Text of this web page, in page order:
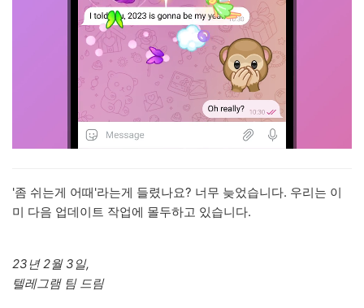
'좀 쉬는게 어때'라는게 들렸나요? 너무 늦었습니다. 우리는 이
미 다음 업데이트 작업에 몰두하고 있습니다.
23년 2월 3일,
텔레그램 팀 드림